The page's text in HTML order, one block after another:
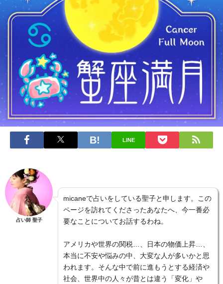
LINE
占い師 聖子
micaneで占いをしている聖子と申します。この
ページを訪れてくださったあなたへ、今一番必
要なことについてお話するわね。
アメリカや世界の関税…、日本の物価上昇…、
本当に不安や悩みの中、大変な人が多いかと思
われます。そんな中で前に進もうとする経済や
社会、世界中の人々が昔とは違う「変化」や